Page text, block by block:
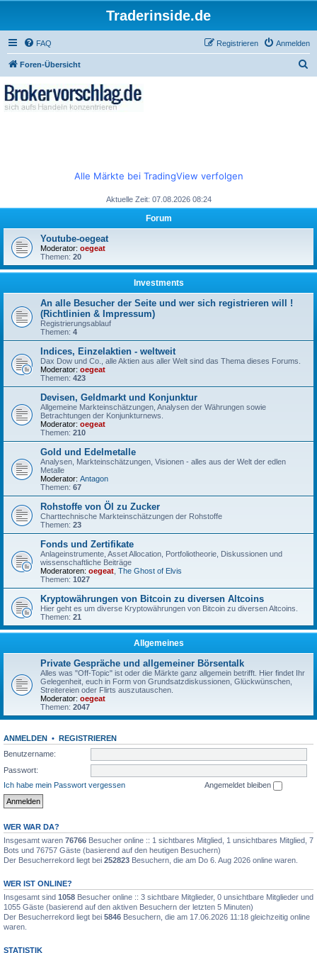
Traderinside.de
FAQ Anmelden
Registrieren
Foren-Übersicht
Alle Märkte bei TradingView verfolgen
Aktuelle Zeit: 07.08.2026 08:24
Forum
Youtube-oegeat
Moderator: oegeat
Themen: 20
Investments
An alle Besucher der Seite und wer sich registrieren will !
(Richtlinien & Impressum)
Registrierungsablauf
Themen: 4
Indices, Einzelaktien - weltweit
Dax Dow und Co., alle Aktien aus aller Welt sind das Thema dieses Forums.
Moderator: oegeat
Themen: 423
Devisen, Geldmarkt und Konjunktur
Allgemeine Markteinschätzungen, Analysen der Währungen sowie
Betrachtungen der Konjunkturnews.
Moderator: oegeat
Themen: 210
Gold und Edelmetalle
Analysen, Markteinschätzungen, Visionen - alles aus der Welt der edlen
Metalle
Moderator: Antagon
Themen: 67
Rohstoffe von Öl zu Zucker
Charttechnische Markteinschätzungen der Rohstoffe
Themen: 23
Fonds und Zertifikate
Anlageinstrumente, Asset Allocation, Portfoliotheorie, Diskussionen und
wissenschaftliche Beiträge
Moderatoren: oegeat The Ghost of Elvis
Themen: 1027
Kryptowährungen von Bitcoin zu diversen Altcoins
Hier geht es um diverse Kryptowährungen von Bitcoin zu diversen Altcoins.
Themen: 21
Allgemeines
Private Gespräche und allgemeiner Börsentalk
Alles was "Off-Topic" ist oder die Märkte ganz allgemein betrifft. Hier findet Ihr
Gelegenheit, euch in Form von Grundsatzdiskussionen, Glückwünschen,
Streitereien oder Flirts auszutauschen.
Moderator: oegeat
Themen: 2047
ANMELDEN • REGISTRIEREN
Benutzername:
Passwort:
Ich habe mein Passwort vergessen
Angemeldet bleiben
WER WAR DA?
Insgesamt waren 76766 Besucher online :: 1 sichtbares Mitglied, 1 unsichtbares Mitglied, 7
Bots und 76757 Gäste (basierend auf den heutigen Besuchern)
Der Besucherrekord liegt bei 252823 Besuchern, die am Do 6. Aug 2026 online waren.
WER IST ONLINE?
Insgesamt sind 1058 Besucher online :: 3 sichtbare Mitglieder, 0 unsichtbare Mitglieder und
1055 Gäste (basierend auf den aktiven Besuchern der letzten 5 Minuten)
Der Besucherrekord liegt bei 5846 Besuchern, die am 17.06.2026 11:18 gleichzeitig online
waren.
STATISTIK